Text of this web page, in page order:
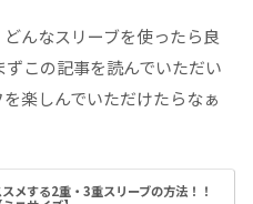
んなスリーブを使ったら良
この記事を読んでいただい
楽しんでいただけたらなぁ
メする2重・3重スリーブの方法！！